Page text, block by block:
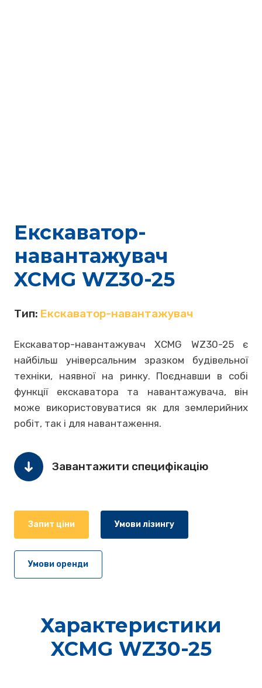
Екскаватор-
навантажувач
XCMG WZ30-25
Тип: Екскаватор-навантажувач
Екскаватор-навантажувач XCMG WZ30-25 є
найбільш універсальним зразком будівельної
техніки, наявної на ринку. Поєднавши в собі
функції екскаватора та навантажувача, він
може використовуватися як для землерийних
робіт, так і для навантаження.
Завантажити специфікацію
Запит ціни Умови лізингу
Умови оренди
Характеристики
XCMG WZ30-25